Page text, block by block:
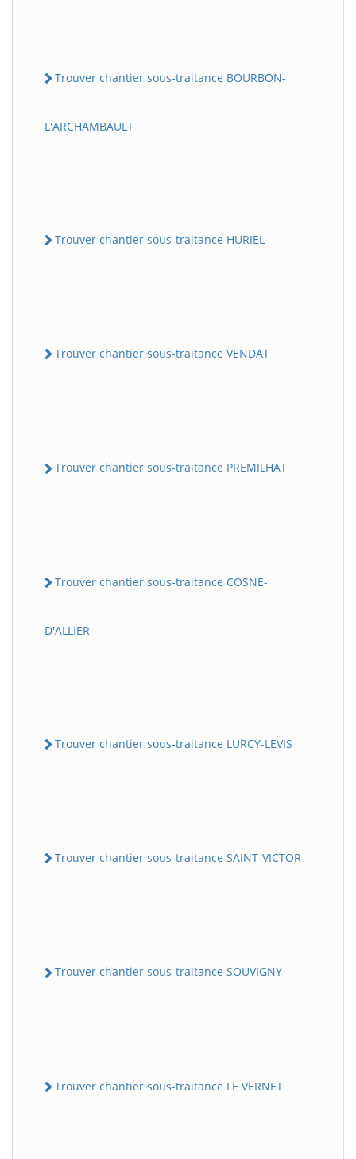
Trouver chantier sous-traitance BOURBON-
L'ARCHAMBAULT
Trouver chantier sous-traitance HURIEL
Trouver chantier sous-traitance VENDAT
Trouver chantier sous-traitance PREMILHAT
Trouver chantier sous-traitance COSNE-
D'ALLIER
Trouver chantier sous-traitance LURCY-LEVIS
Trouver chantier sous-traitance SAINT-VICTOR
Trouver chantier sous-traitance SOUVIGNY
Trouver chantier sous-traitance LE VERNET